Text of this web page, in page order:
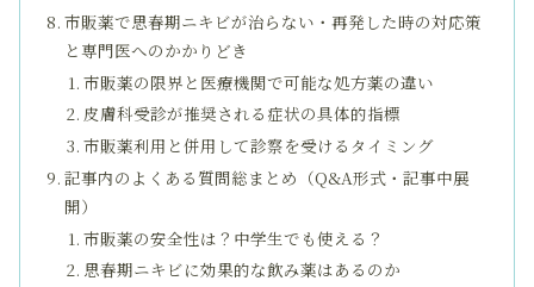
市販薬で思春期ニキビが治らない・再発した時の対応策
と専門医へのかかりどき
市販薬の限界と医療機関で可能な処方薬の違い
皮膚科受診が推奨される症状の具体的指標
市販薬利用と併用して診察を受けるタイミング
記事内のよくある質問総まとめ（Q&A形式・記事中展
開）
市販薬の安全性は？中学生でも使える？
思春期ニキビに効果的な飲み薬はあるのか